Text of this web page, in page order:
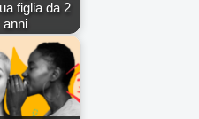
figlia da 2
anni